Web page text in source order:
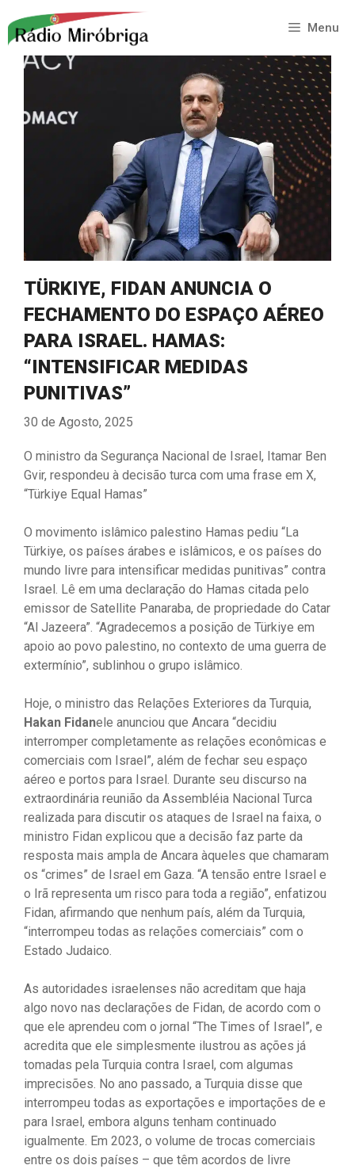
para
conteúdo
Menu
TÜRKIYE, FIDAN ANUNCIA O
FECHAMENTO DO ESPAÇO AÉREO
PARA ISRAEL. HAMAS:
“INTENSIFICAR MEDIDAS
PUNITIVAS”
30 de Agosto, 2025
O ministro da Segurança Nacional de Israel, Itamar Ben
Gvir, respondeu à decisão turca com uma frase em X,
“Türkiye Equal Hamas”
O movimento islâmico palestino Hamas pediu “La
Türkiye, os países árabes e islâmicos, e os países do
mundo livre para intensificar medidas punitivas” contra
Israel. Lê em uma declaração do Hamas citada pelo
emissor de Satellite Panaraba, de propriedade do Catar
“Al Jazeera”. “Agradecemos a posição de Türkiye em
apoio ao povo palestino, no contexto de uma guerra de
extermínio”, sublinhou o grupo islâmico.
Hoje, o ministro das Relações Exteriores da Turquia,
Hakan Fidanele anunciou que Ancara “decidiu
interromper completamente as relações econômicas e
comerciais com Israel”, além de fechar seu espaço
aéreo e portos para Israel. Durante seu discurso na
extraordinária reunião da Assembléia Nacional Turca
realizada para discutir os ataques de Israel na faixa, o
ministro Fidan explicou que a decisão faz parte da
resposta mais ampla de Ancara àqueles que chamaram
os “crimes” de Israel em Gaza. “A tensão entre Israel e
o Irã representa um risco para toda a região”, enfatizou
Fidan, afirmando que nenhum país, além da Turquia,
“interrompeu todas as relações comerciais” com o
Estado Judaico.
As autoridades israelenses não acreditam que haja
algo novo nas declarações de Fidan, de acordo com o
que ele aprendeu com o jornal “The Times of Israel”, e
acredita que ele simplesmente ilustrou as ações já
tomadas pela Turquia contra Israel, com algumas
imprecisões. No ano passado, a Turquia disse que
interrompeu todas as exportações e importações de e
para Israel, embora alguns tenham continuado
igualmente. Em 2023, o volume de trocas comerciais
entre os dois países – que têm acordos de livre